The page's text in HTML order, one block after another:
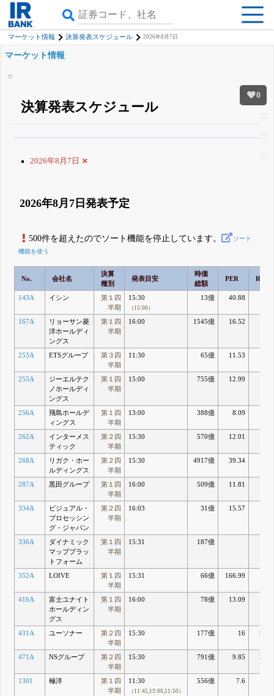
マーケット情報 決算発表スケジュール 2026年8月7日
0
マーケット情報
決算発表スケジュール
無料でβ版をはじめる
2026年8月7日
2026年8月7日発表予定
500件を超えたのでソート機能を停止しています。
ソート
機能を使う
No. 会社名
決算
種別
発表目安
時価
総額
PER ROE
143A イシン
第１四
半期
15:30
（15:00）
13億 40.88
167A
リョーサン菱
洋ホールディ
ングス
第１四
半期
16:00 1545億 16.52
253A ETSグループ
第３四
半期
11:30 65億 11.53
255A
ジーエルテク
ノホールディ
ングス
第１四
半期
15:00 755億 12.99
256A
飛島ホールデ
ィングス
第１四
半期
13:00 388億 8.09
262A
インターメス
ティック
第２四
半期
15:30 570億 12.01
268A
リガク・ホー
ルディングス
第２四
半期
15:30 4917億 39.34
287A 黒田グループ
第１四
半期
16:00 509億 11.81
334A
ビジュアル・
プロセッシン
グ・ジャパン
第２四
半期
16:03 31億 15.57
336A
ダイナミック
マッププラッ
トフォーム
第１四
半期
15:31 187億
352A LOIVE
第１四
半期
15:31 66億 166.99
416A
富士ユナイト
ホールディン
グス
第１四
半期
16:00 78億 13.09
431A ユーソナー
第２四
半期
15:30 177億 16
471A NSグループ
第２四
半期
15:30 791億 9.85
1301 極洋
第１四
半期
11:30
（11:45,13:00,11:50）
556億 7.6